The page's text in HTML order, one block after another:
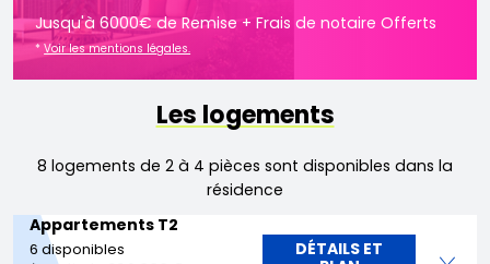
Jusqu'à 6000€ de Remise + Frais de notaire Offerts
*Voir les mentions légales.
Les logements
8 logements de 2 à 4 pièces sont disponibles dans la
résidence
Appartements T2
6 disponibles
DÉTAILS ET